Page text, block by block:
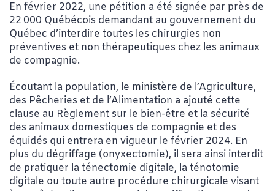
En février 2022, une pétition a été signée par près de
22 000 Québécois demandant au gouvernement du
Québec d’interdire toutes les chirurgies non
préventives et non thérapeutiques chez les animaux
de compagnie.
Écoutant la population, le ministère de l’Agriculture,
des Pêcheries et de l’Alimentation a ajouté cette
clause au Règlement sur le bien-être et la sécurité
des animaux domestiques de compagnie et des
équidés qui entrera en vigueur le février 2024. En
plus du dégriffage (onyxectomie), il sera ainsi interdit
de pratiquer la ténectomie digitale, la ténotomie
digitale ou toute autre procédure chirurgicale visant